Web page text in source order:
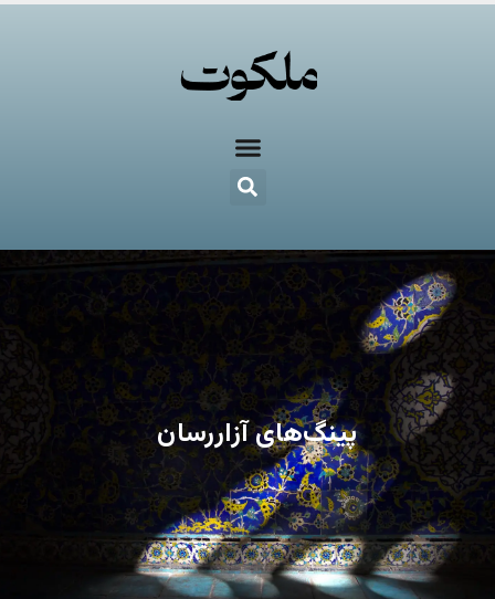
پینگ‌های آزاررسان